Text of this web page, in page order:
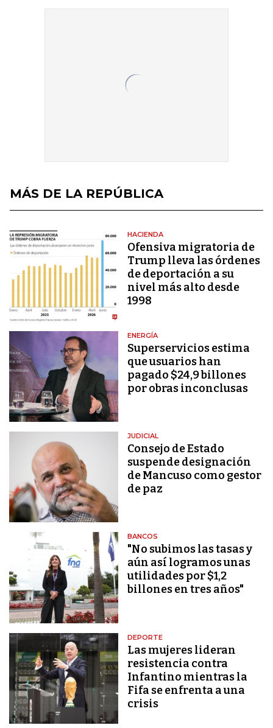
MÁS DE LA REPÚBLICA
HACIENDA
Ofensiva migratoria de
Trump lleva las órdenes
de deportación a su
nivel más alto desde
1998
ENERGÍA
Superservicios estima
que usuarios han
pagado $24,9 billones
por obras inconclusas
JUDICIAL
Consejo de Estado
suspende designación
de Mancuso como gestor
de paz
BANCOS
"No subimos las tasas y
aún así logramos unas
utilidades por $1,2
billones en tres años"
DEPORTE
Las mujeres lideran
resistencia contra
Infantino mientras la
Fifa se enfrenta a una
crisis